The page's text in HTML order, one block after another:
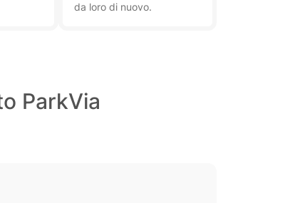
da loro di nuovo.
ParkVia